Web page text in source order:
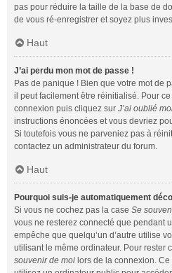
pas pour réduire la taille de la base de
de vous ré-enregistrer et soyez plus
Haut
J’ai perdu mon mot de passe !
Pas de panique ! Bien que votre mot de
il peut facilement être réinitialisé. Pour
connexion puis cliquez sur J’ai oublié
instructions énoncées et vous devriez
Si toutefois vous ne parveniez pas à
contactez un administrateur du forum.
Haut
Pourquoi suis-je automatiquement
Si vous ne cochez pas la case Se
vous ne resterez connecté que pendant
empêche que quelqu’un d’autre utilise
utilisant le même ordinateur. Pour rester
souvenir de moi lors de la connexion.